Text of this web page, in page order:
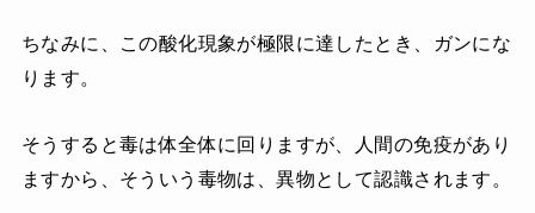
ちなみに、この酸化現象が極限に達したとき、ガンにな
ります。
そうすると毒は体全体に回りますが、人間の免疫があり
ますから、そういう毒物は、異物として認識されます。